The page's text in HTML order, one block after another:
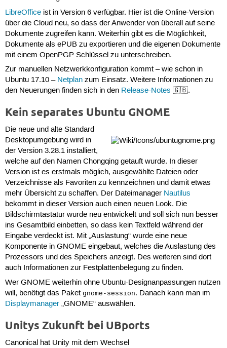
LibreOfficeist in Version 6 verfügbar. Hier ist die Online-Version
über die Cloud neu, so dass der Anwender von überall auf seine
Dokumente zugreifen kann. Weiterhin gibt es die Möglichkeit,
Dokumente als ePUB zu exportieren und die eigenen Dokumente
mit einem OpenPGP Schlüssel zu unterschreiben.
Zur manuellen Netzwerkkonfiguration kommt – wie schon in
Ubuntu 17.10 – Netplanzum Einsatz. Weitere Informationen zu
den Neuerungen finden sich in den Release-Notes 🇬🇧.
Kein separates Ubuntu GNOME
Die neue und alte Standard
Desktopumgebung wird in
der Version 3.28.1 installiert,
welche auf den Namen Chongqing getauft wurde. In dieser
Version ist es erstmals möglich, ausgewählte Dateien oder
Verzeichnisse als Favoriten zu kennzeichnen und damit etwas
mehr Übersicht zu schaffen. Der Dateimanager Nautilus
bekommt in dieser Version auch einen neuen Look. Die
Bildschirmtastatur wurde neu entwickelt und soll sich nun besser
ins Gesamtbild einbetten, so dass kein Textfeld während der
Eingabe verdeckt ist. Mit „Auslastung“ wurde eine neue
Komponente in GNOME eingebaut, welches die Auslastung des
Prozessors und des Speichers anzeigt. Des weiteren sind dort
auch Informationen zur Festplattenbelegung zu finden.
Wer GNOME weiterhin ohne Ubuntu-Designanpassungen nutzen
will, benötigt das Paket gnome-session. Danach kann man im
Displaymanager„GNOME“ auswählen.
Unitys Zukunft bei UBports
Canonical hat Unity mit dem Wechsel